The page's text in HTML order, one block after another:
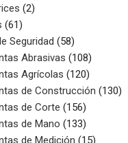
productos
22
6161
productos
Seguridad 5858
productos
Abrasivas 108108
productos
Agrícolas 120120
productos
de Construcción 130130
de Corte 156156
productos
de Mano 133133
productos
de Medición 1515